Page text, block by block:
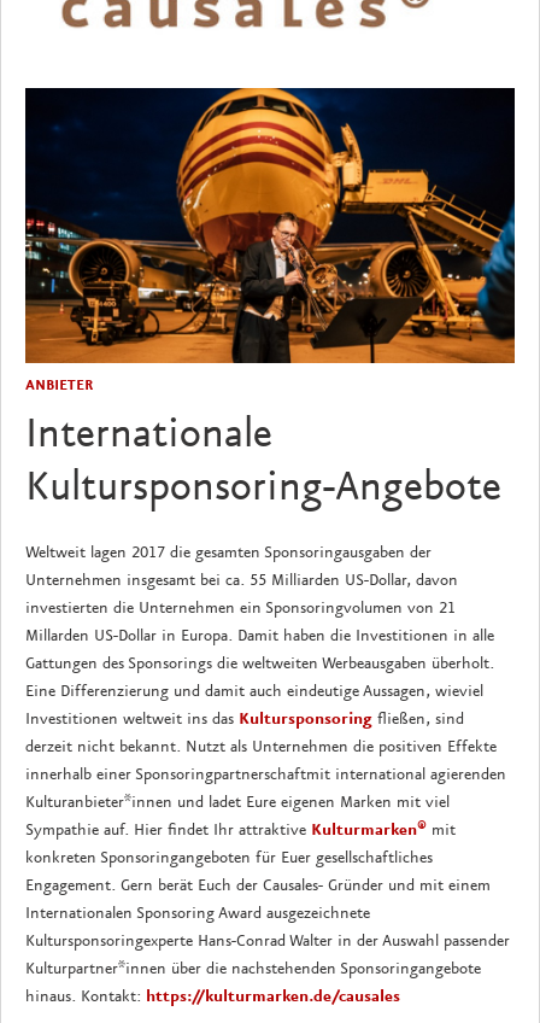
ANBIETER
Internationale
Kultursponsoring-Angebote
Weltweit lagen 2017 die gesamten Sponsoringausgaben der
Unternehmen insgesamt bei ca. 55 Milliarden US-Dollar, davon
investierten die Unternehmen ein Sponsoringvolumen von 21
Millarden US-Dollar in Europa. Damit haben die Investitionen in alle
Gattungen des Sponsorings die weltweiten Werbeausgaben überholt.
Eine Differenzierung und damit auch eindeutige Aussagen, wieviel
Investitionen weltweit ins das Kultursponsoring fließen, sind
derzeit nicht bekannt. Nutzt als Unternehmen die positiven Effekte
innerhalb einer Sponsoringpartnerschaftmit international agierenden
Kulturanbieter*innen und ladet Eure eigenen Marken mit viel
Sympathie auf. Hier findet Ihr attraktive Kulturmarken® mit
konkreten Sponsoringangeboten für Euer gesellschaftliches
Engagement. Gern berät Euch der Causales- Gründer und mit einem
Internationalen Sponsoring Award ausgezeichnete
Kultursponsoringexperte Hans-Conrad Walter in der Auswahl passender
Kulturpartner*innen über die nachstehenden Sponsoringangebote
hinaus. Kontakt: https://kulturmarken.de/causales